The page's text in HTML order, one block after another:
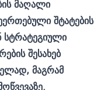
მაღალი
შტატების
სტრატეგიული
შესახებ
მაგრამ